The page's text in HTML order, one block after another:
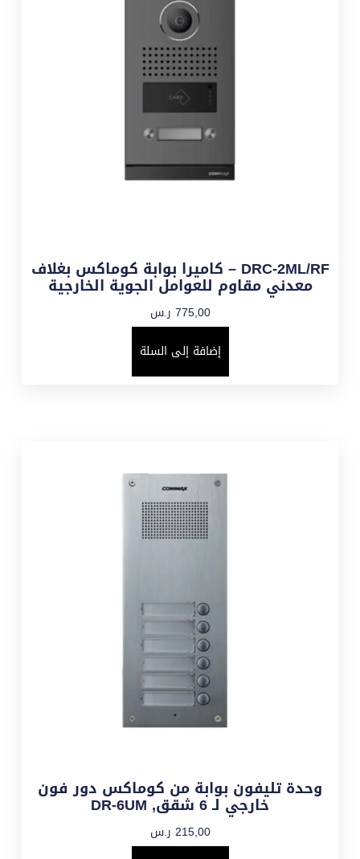
DRC-2ML/RF – كاميرا بوابة كوماكس بغلاف
معدني مقاوم للعوامل الجوية الخارجية
775,00 ر.س
إضافة إلى السلة
وحدة تليفون بوابة من كوماكس دور فون
خارجي لـ 6 شقق, DR-6UM
215,00 ر.س